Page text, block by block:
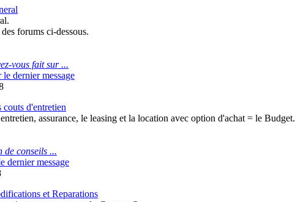
forums ci-dessous.
vous fait sur ...
couts d'entretien
assurance, le leasing et la location avec option d'achat = le Budget.
de conseils ...
et Reparations